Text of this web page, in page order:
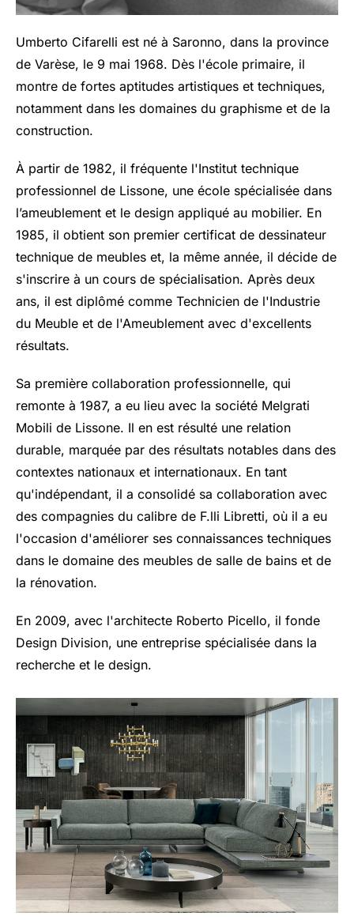
Umberto Cifarelli est né à Saronno, dans la province
de Varèse, le 9 mai 1968. Dès l'école primaire, il
montre de fortes aptitudes artistiques et techniques,
notamment dans les domaines du graphisme et de la
construction.
À partir de 1982, il fréquente l'Institut technique
professionnel de Lissone, une école spécialisée dans
l’ameublement et le design appliqué au mobilier. En
1985, il obtient son premier certificat de dessinateur
technique de meubles et, la même année, il décide de
s'inscrire à un cours de spécialisation. Après deux
ans, il est diplômé comme Technicien de l'Industrie
du Meuble et de l'Ameublement avec d'excellents
résultats.
Sa première collaboration professionnelle, qui
remonte à 1987, a eu lieu avec la société Melgrati
Mobili de Lissone. Il en est résulté une relation
durable, marquée par des résultats notables dans des
contextes nationaux et internationaux. En tant
qu'indépendant, il a consolidé sa collaboration avec
des compagnies du calibre de F.lli Libretti, où il a eu
l'occasion d'améliorer ses connaissances techniques
dans le domaine des meubles de salle de bains et de
la rénovation.
En 2009, avec l'architecte Roberto Picello, il fonde
Design Division, une entreprise spécialisée dans la
recherche et le design.